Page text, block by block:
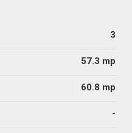
3
57.3 mp
60.8 mp
-